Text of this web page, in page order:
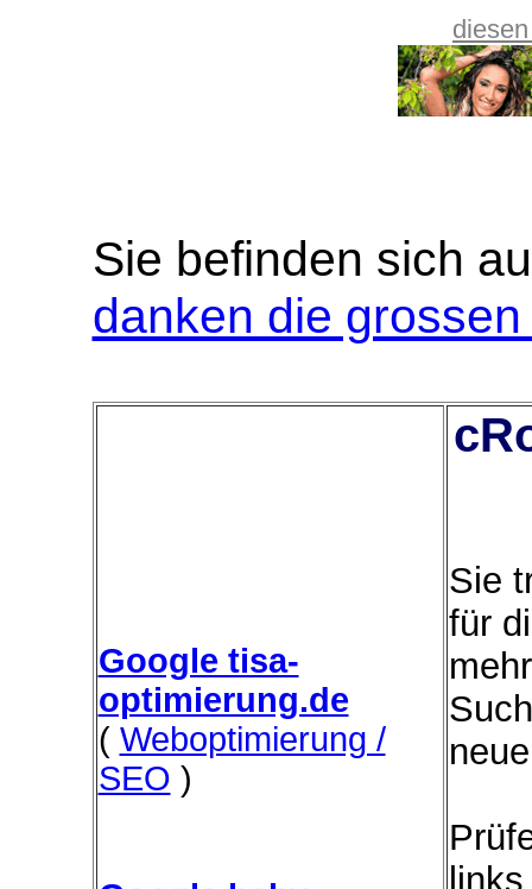
Sie befinden sich
danken die
Google tisa-
optimierung.de
( Weboptimierung /
SEO )
Sie
für